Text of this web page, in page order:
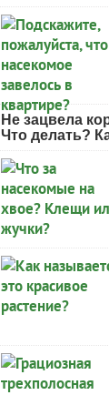
Не зацвела
Что делать?